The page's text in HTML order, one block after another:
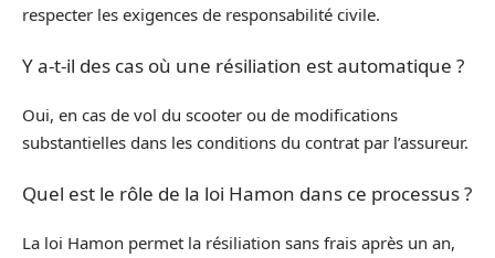
respecter les exigences de responsabilité civile.
Y a-t-il des cas où une résiliation est automatique ?
Oui, en cas de vol du scooter ou de modifications
substantielles dans les conditions du contrat par l’assureur.
Quel est le rôle de la loi Hamon dans ce processus ?
La loi Hamon permet la résiliation sans frais après un an,